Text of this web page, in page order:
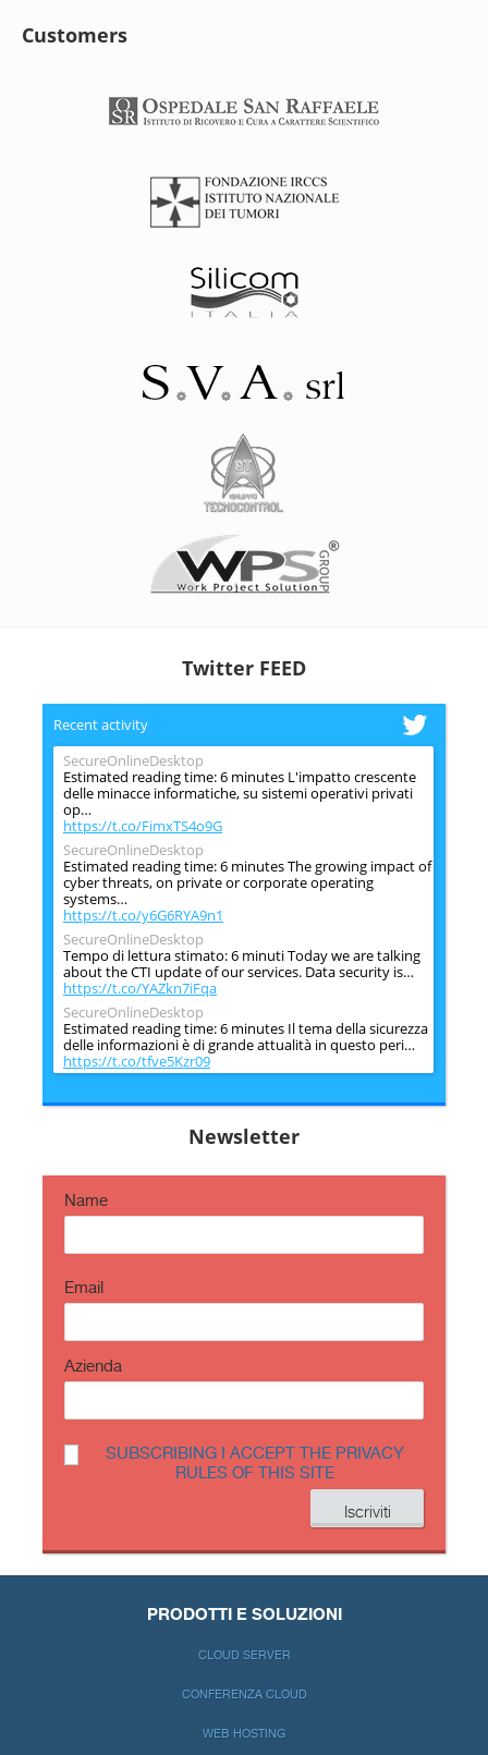
Customers
Twitter FEED
Recent activity
SecureOnlineDesktop
Estimated reading time: 6 minutes L'impatto crescente
delle minacce informatiche, su sistemi operativi privati
op…
https://t.co/FimxTS4o9G
SecureOnlineDesktop
Estimated reading time: 6 minutes The growing impact of
cyber threats, on private or corporate operating
systems…
https://t.co/y6G6RYA9n1
SecureOnlineDesktop
Tempo di lettura stimato: 6 minuti Today we are talking
about the CTI update of our services. Data security is…
https://t.co/YAZkn7iFqa
SecureOnlineDesktop
Estimated reading time: 6 minutes Il tema della sicurezza
delle informazioni è di grande attualità in questo peri…
https://t.co/tfve5Kzr09
Estimated reading time: 6 minutes The issue of
https://t.co/TP8gvdRcrF
Newsletter
Name
Email
Azienda
SUBSCRIBING I ACCEPT THE PRIVACY
RULES OF THIS SITE
PRODOTTI E SOLUZIONI
CLOUD SERVER
CONFERENZA CLOUD
WEB HOSTING